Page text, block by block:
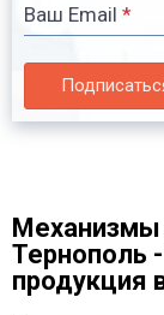
Ваш Email *
Тернополь
продукция